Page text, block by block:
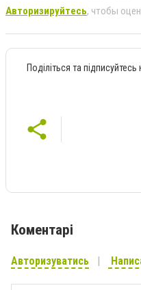
Авторизируйтесь, чтобы
Поділіться та
Коментарі
Авторизуватись